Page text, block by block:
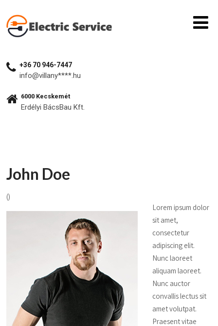
+36 70 946-7447​
info@villany****.hu
6000 Kecskemét
Erdélyi BácsBau Kft.
John Doe
()
Lorem ipsum dolor
sit amet,
consectetur
adipiscing elit.
Nunc laoreet
aliquam laoreet.
Nunc auctor
convallis lectus sit
amet volutpat.
Praesent vitae